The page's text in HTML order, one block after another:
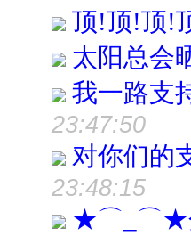
顶!顶!顶!
太阳总会
我一路支
23:47:50
对你们的
23:48:15
★⌒_⌒★